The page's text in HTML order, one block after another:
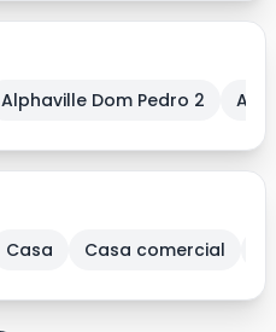
Alphaville Dom Pedro 2
Casa Casa comercial